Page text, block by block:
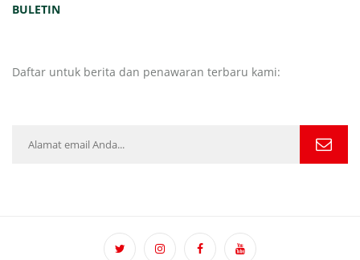
BULETIN
Daftar untuk berita dan penawaran terbaru kami: